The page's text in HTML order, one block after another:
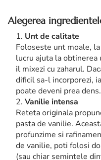
Alegerea
Unt de calitate
Foloseste unt moale,
lucru ajuta la obtinerea
il mixezi cu zaharul.
dificil sa-l incorporezi,
poate deveni prea dens.
Vanilie intensa
Reteta originala
pasta de vanilie.
profunzime si
de vanilie, poti folosi
(sau chiar semintele